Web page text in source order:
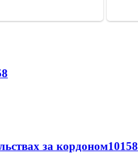
за кордоном10158